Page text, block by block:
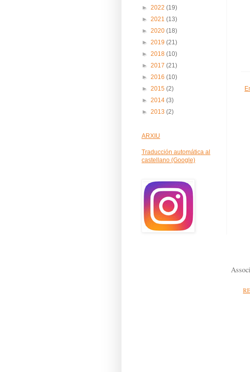
► 2022 (19)
► 2021 (13)
► 2020 (18)
► 2019 (21)
► 2018 (10)
► 2017 (21)
► 2016 (10)
► 2015 (2)
► 2014 (3)
► 2013 (2)
ARXIU
Traducción automática al
castellano (Google)